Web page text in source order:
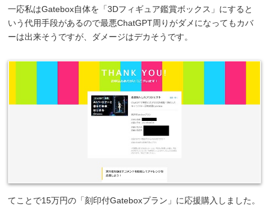
一応私はGatebox自体を「3Dフィギュア鑑賞ボックス」にすると
いう代用手段があるので最悪ChatGPT周りがダメになってもカバ
ーは出来そうですが、ダメージはデカそうです。
てことで15万円の「刻印付Gateboxプラン」に応援購入しました。